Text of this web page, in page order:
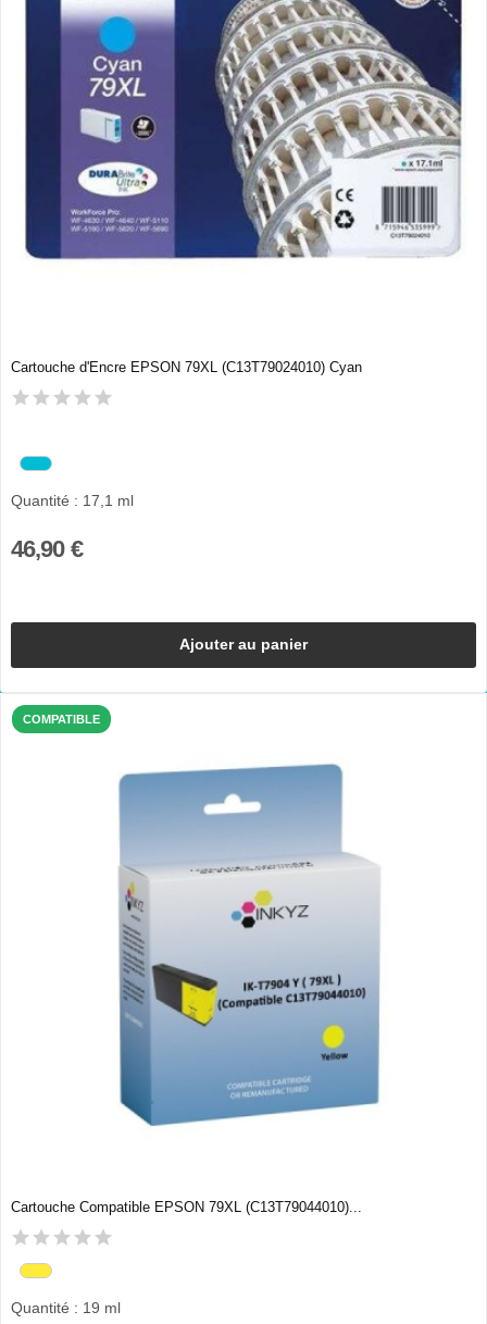
Cartouche d'Encre EPSON 79XL (C13T79024010) Cyan
Quantité : 17,1 ml
46,90 €
Ajouter au panier
COMPATIBLE
Cartouche Compatible EPSON 79XL (C13T79044010)...
Quantité : 19 ml